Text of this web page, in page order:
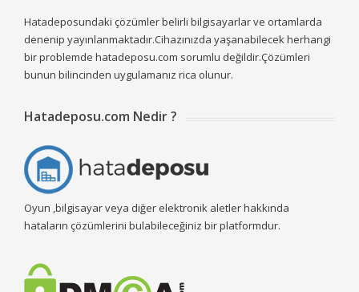
Hatadeposundaki çözümler belirli bilgisayarlar ve ortamlarda
denenip yayınlanmaktadır.Cihazınızda yaşanabilecek herhangi
bir problemde hatadeposu.com sorumlu değildir.Çözümleri
bunun bilincinden uygulamanız rica olunur.
Hatadeposu.com Nedir ?
Oyun ,bilgisayar veya diğer elektronik aletler hakkında
hataların çözümlerini bulabileceğiniz bir platformdur.